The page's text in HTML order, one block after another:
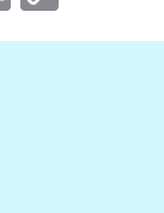
m o